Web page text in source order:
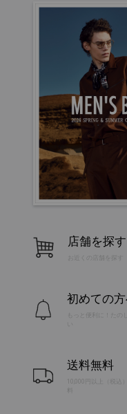
店舗を探す
お近くの店舗を探す
初めての
もっと便利に！たの
送料無料
10,000円以上（税込